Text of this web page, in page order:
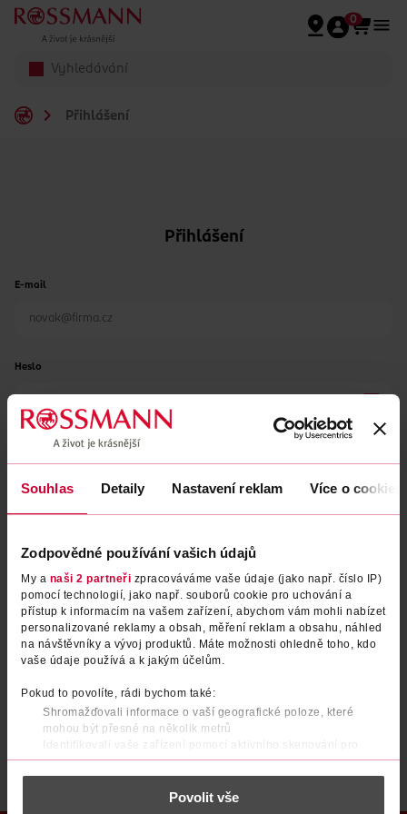
Souhlas Detaily Nastavení reklam Více o cookies
Zodpovědné používání vašich údajů
My a naši 2 partneři zpracováváme vaše údaje (jako např. číslo IP)
pomocí technologií, jako např. souborů cookie pro uchování a
přístup k informacím na vašem zařízení, abychom vám mohli nabízet
personalizované reklamy a obsah, měření reklam a obsahu, náhled
na návštěvníky a vývoj produktů. Máte možnosti ohledně toho, kdo
vaše údaje používá a k jakým účelům.
Pokud to povolíte, rádi bychom také:
Shromažďovali informace o vaší geografické poloze, které
mohou být přesné na několik metrů
Identifikovali vaše zařízení pomocí aktivního skenování pro
konkrétní charakteristiky (otisk prstu)
Zjistěte více o tom, jak zpracováváme vaše osobní údaje, a nastavte
části s podrobnostmi . Svůj souhlas můžete kdykoliv
Povolit vše
Přeskočit na hlavmní obsah
0
Přihlášení
Přihlášení
E-mail
Heslo
Zapomenuté heslo
PŘIHLÁSIT SE
Po registraci se stáváte členem ROSSMANN CLUBu a můžete čerpat výhody naplno. Zjistit více